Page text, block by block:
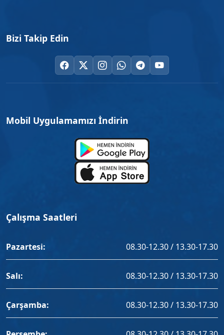
Bizi Takip Edin
Mobil Uygulamamızı İndirin
Çalışma Saatleri
Pazartesi: 08.30-12.30 / 13.30-17.30
Salı: 08.30-12.30 / 13.30-17.30
Çarşamba: 08.30-12.30 / 13.30-17.30